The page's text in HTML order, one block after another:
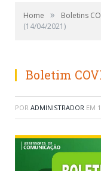
Home » Boletins
(14/04/2021)
Boletim
POR ADMINISTRADOR EM